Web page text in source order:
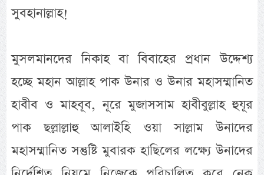
সুবহানাল্লাহ!
মুসলমানদের নিকাহ বা বিবাহের প্রধান উদ্দেশ্য
হচ্ছে মহান আল্লাহ পাক উনার ও উনার মহাসম্মানিত
হাবীব ও মাহবূব, নূরে মুজাসসাম হাবীবুল্লাহ হুযূর
পাক ছল্লাল্লাহু আলাইহি ওয়া সাল্লাম উনাদের
মহাসম্মানিত সন্তুষ্টি মুবারক হাছিলের লক্ষ্যে উনাদের